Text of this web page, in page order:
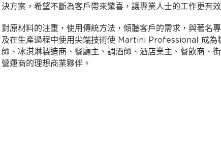
決方案，希望不斷為客戶帶來驚喜，讓專業人士的工作更有
對原材料的注重，使用傳統方法，傾聽客戶的需求，與著名
及在生產過程中使用尖端技術使 Martini Professional 成為
師、冰淇淋製造商、餐廳主、調酒師、酒店業主、餐飲商、
營運商的理想商業夥伴。